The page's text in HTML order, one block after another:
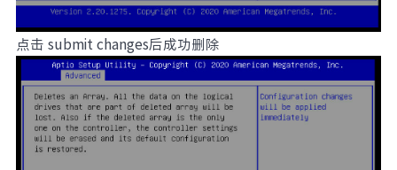
点击 submit changes后成功删除